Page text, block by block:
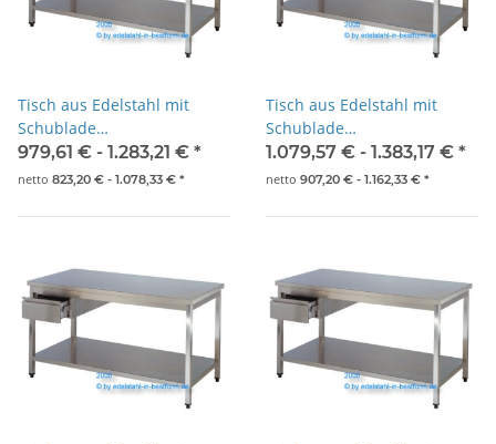
Tisch aus Edelstahl mit
Schublade
1000x700x850mm
979,61 € - 1.283,21 € *
netto 823,20 € - 1.078,33 € *
Tisch aus Edelstahl mit
Schublade
1100x700x850mm
1.079,57 € - 1.383,17 € *
netto 907,20 € - 1.162,33 € *